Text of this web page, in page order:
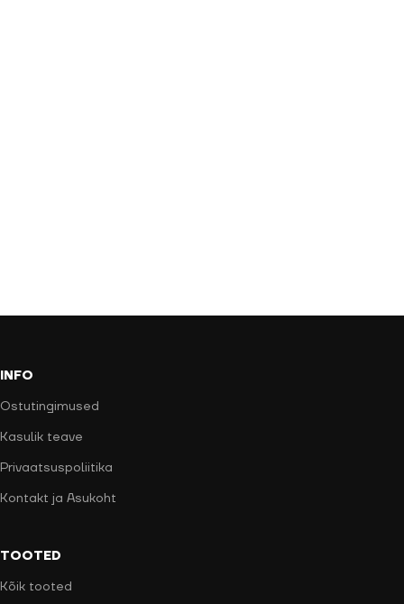
INFO
Ostutingimused
Kasulik teave
Privaatsuspoliitika
Kontakt ja Asukoht
TOOTED
Kõik tooted